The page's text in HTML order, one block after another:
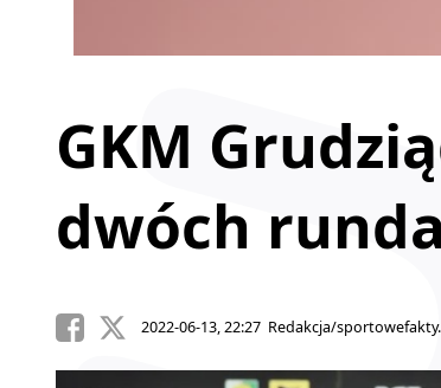
GKM
dwóch
2022-06-13, 22:27 Redakcja/